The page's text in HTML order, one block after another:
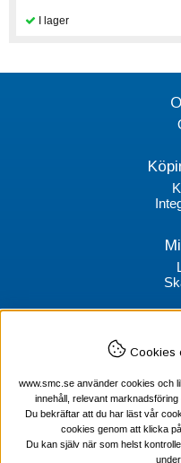
SMC
100
Tel
Tel
Cookies
www.smc.se använder cookies och
innehåll, relevant
Du bekräftar att du har läst vår
cookies genom att klicka
Du kan själv när som helst
under